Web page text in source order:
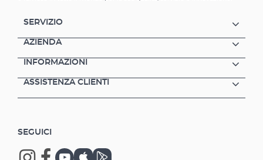
SERVIZIO
AZIENDA
INFORMAZIONI
ASSISTENZA CLIENTI
SEGUICI